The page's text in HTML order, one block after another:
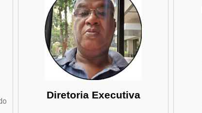
Diretoria Executiva